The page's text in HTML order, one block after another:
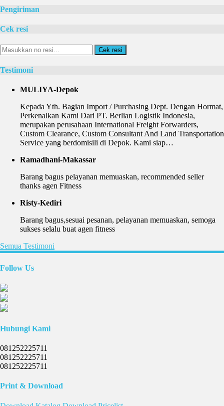
Pengiriman
Cek resi
Cek resi
Testimoni
MULIYA-Depok
Kepada Yth. Bagian Import / Purchasing Dept. Dengan Hormat,
Perkenalkan Kami Dari PT. Berlian Logistik Indonesia,
merupakan perusahaan International Freight Forwarders,
Custom Clearance, Custom Consultant And Land Transportation
Service yang berdomisili di Depok. Kami siap…
Ramadhani-Makassar
Barang bagus pelayanan memuaskan, recommended seller
thanks agen Fitness
Risty-Kediri
Barang bagus,sesuai pesanan, pelayanan memuaskan, semoga
sukses selalu buat agen fitness
Semua Testimoni
Follow Us
Hubungi Kami
081252225711
081252225711
081252225711
Print & Download